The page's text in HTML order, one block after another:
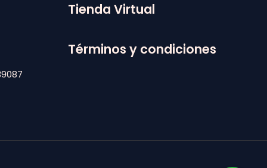
Tienda Virtual
Términos y condiciones